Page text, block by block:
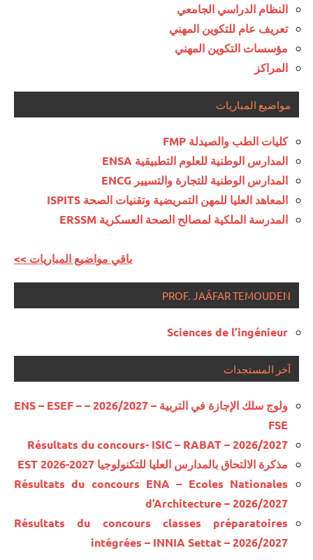
النظام الدراسي الجامعي
تعريف عام للتكوين المهني
مؤسسات التكوين المهني
المراكز
مواضيع المباريات
كليات الطب والصيدلة FMP
المدارس الوطنية للعلوم التطبيقية ENSA
المدارس الوطنية للتجارة والتسيير ENCG
المعاهد العليا للمهن التمريضية وتقنيات الصحة ISPITS
المدرسة الملكية لمصالح الصحة العسكرية ERSSM
<< باقي مواضيع المباريات
PROF. JAÂFAR TEMOUDEN
Sciences de l’ingénieur
آخر المستجدات
ولوج سلك الإجازة في التربية – 2026/2027 – ENS – ESEF –
FSE
Résultats du concours- ISIC – RABAT – 2026/2027
مذكرة الالتحاق بالمدارس العليا للتكنولوجيا EST 2026-2027
Résultats du concours ENA – Ecoles Nationales
d’Architecture – 2026/2027
Résultats du concours classes préparatoires
intégrées – INNIA Settat – 2026/2027